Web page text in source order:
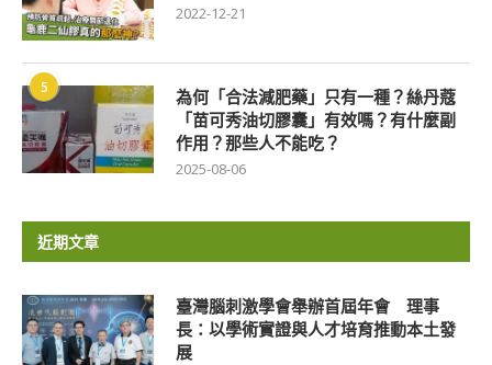
2022-12-21
5
為何「合法減肥藥」只有一種？絲丹蔻
「苗可秀油切膠囊」有效嗎？有什麼副
作用？那些人不能吃？
2025-08-06
近期文章
臺灣腦刺激學會舉辦首屆年會 理事
長：以學術實證與人才培育推動本土發
展